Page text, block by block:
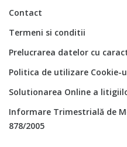
Contact
Termeni si conditii
Prelucrarea datelor cu
Politica de utilizare Cookie-
Solutionarea Online a
Informare Trimestrială de
878/2005